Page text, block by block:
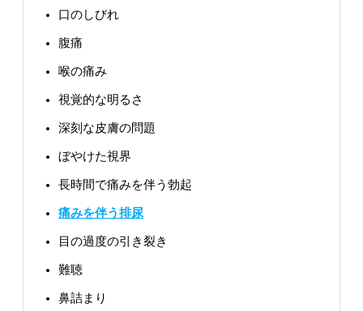
口のしびれ
腹痛
喉の痛み
視覚的な明るさ
深刻な皮膚の問題
ぼやけた視界
長時間で痛みを伴う勃起
痛みを伴う排尿
目の過度の引き裂き
難聴
鼻詰まり